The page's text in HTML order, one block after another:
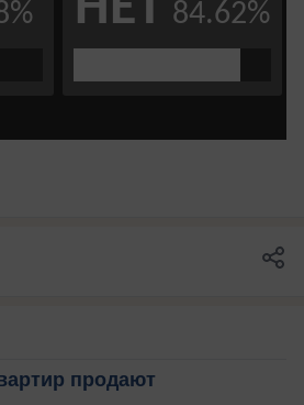
продают